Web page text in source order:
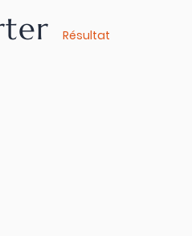
Résultat